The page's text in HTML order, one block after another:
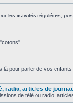
les activités régulières,
là pour parler de vos
radio, articles de
de télé ou radio,